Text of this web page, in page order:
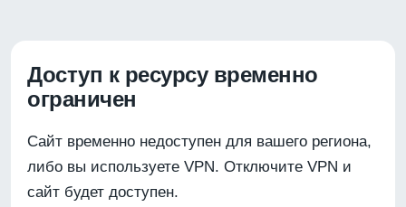
Доступ к ресурсу временно
ограничен
Сайт временно недоступен для вашего региона,
либо вы используете VPN. Отключите VPN и
сайт будет доступен.